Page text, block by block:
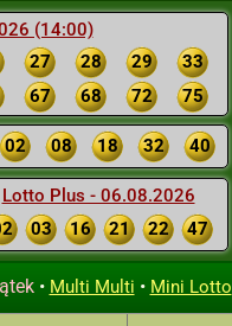
(14:00)
27 28 29
33
67 68 72 75
02 08 18 32 40
Lotto Plus - 06.08.2026
03 16 21 22 47
• Multi Multi • Mini Lotto